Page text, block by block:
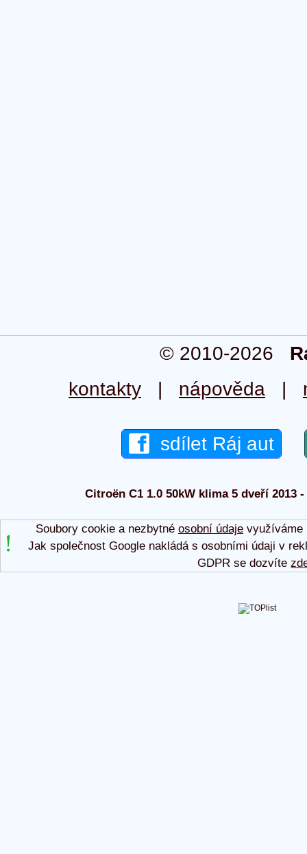
© 2010-2026
kontakty | nápověda |
sdílet Ráj aut
Citroën C1 1.0 50kW klima 5 dveří 2013
Soubory cookie a nezbytné osobní údajevyužíváme
Jak společnost Google nakládá s osobními údaji v
GDPR se dozvíte